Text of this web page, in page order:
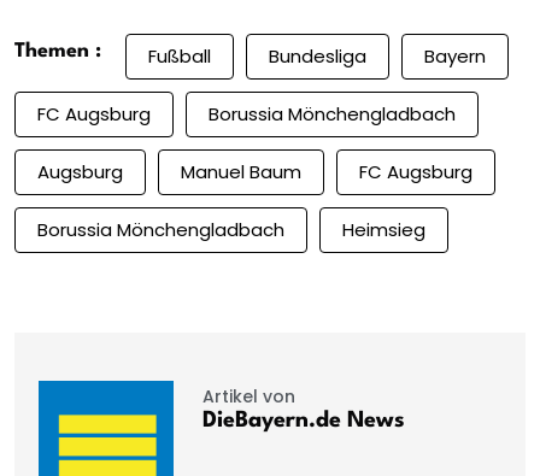
Themen : Fußball Bundesliga Bayern
FC Augsburg Borussia Mönchengladbach
Augsburg Manuel Baum FC Augsburg
Borussia Mönchengladbach Heimsieg
Artikel von
DieBayern.de News